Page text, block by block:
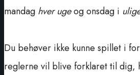
mandag hver ugeog onsdag i
Du behøver ikke kunne spillet i
reglerne vil blive forklaret til dig,